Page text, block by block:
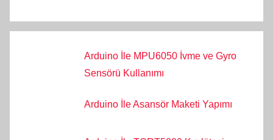
Arduino İle MPU6050 İvme ve Gyro
Sensörü Kullanımı
Arduino İle Asansör Maketi Yapımı